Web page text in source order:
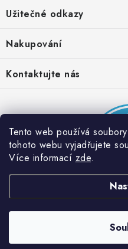
Tento web používá
tohoto webu vyjadřujete
Více informací zde.
p
a
Užitečné odkazy
Obchodní podmínky
Provizní systém
Partner stránek: Super plecháček
Nakupování
Časté otázky
Podmínky akce 2 + 1 zdarma
Kontaktujte nás
Dobrý